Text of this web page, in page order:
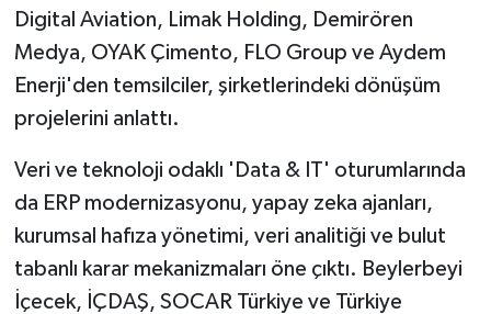
Digital Aviation, Limak Holding, Demirören
Medya, OYAK Çimento, FLO Group ve Aydem
Enerji'den temsilciler, şirketlerindeki dönüşüm
projelerini anlattı.
Veri ve teknoloji odaklı 'Data & IT' oturumlarında
da ERP modernizasyonu, yapay zeka ajanları,
kurumsal hafıza yönetimi, veri analitiği ve bulut
tabanlı karar mekanizmaları öne çıktı. Beylerbeyi
İçecek, İÇDAŞ, SOCAR Türkiye ve Türkiye